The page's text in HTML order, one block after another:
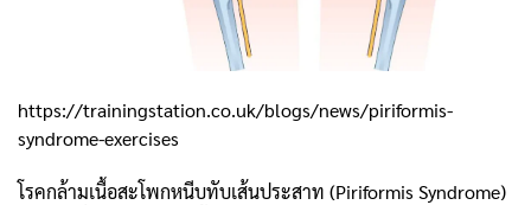
https://trainingstation.co.uk/blogs/news/piriformis-
syndrome-exercises
โรคกล้ามเนื้อสะโพกหนีบทับเส้นประสาท (Piriformis Syndrome)